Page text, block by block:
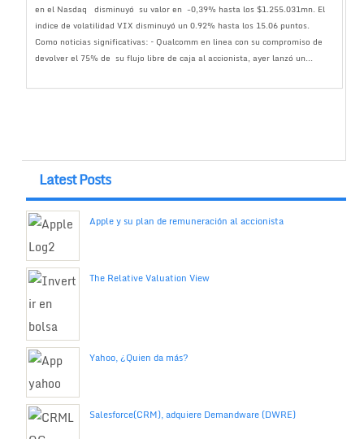
en el Nasdaq disminuyó su valor en -0,39% hasta los $1.255.031mn. El
indice de volatilidad VIX disminuyó un 0.92% hasta los 15.06 puntos.
Como noticias significativas: – Qualcomm en linea con su compromiso de
devolver el 75% de su flujo libre de caja al accionista, ayer lanzó un...
Latest Posts
Apple y su plan de remuneración al accionista
The Relative Valuation View
Yahoo, ¿Quien da más?
Salesforce(CRM), adquiere Demandware (DWRE)